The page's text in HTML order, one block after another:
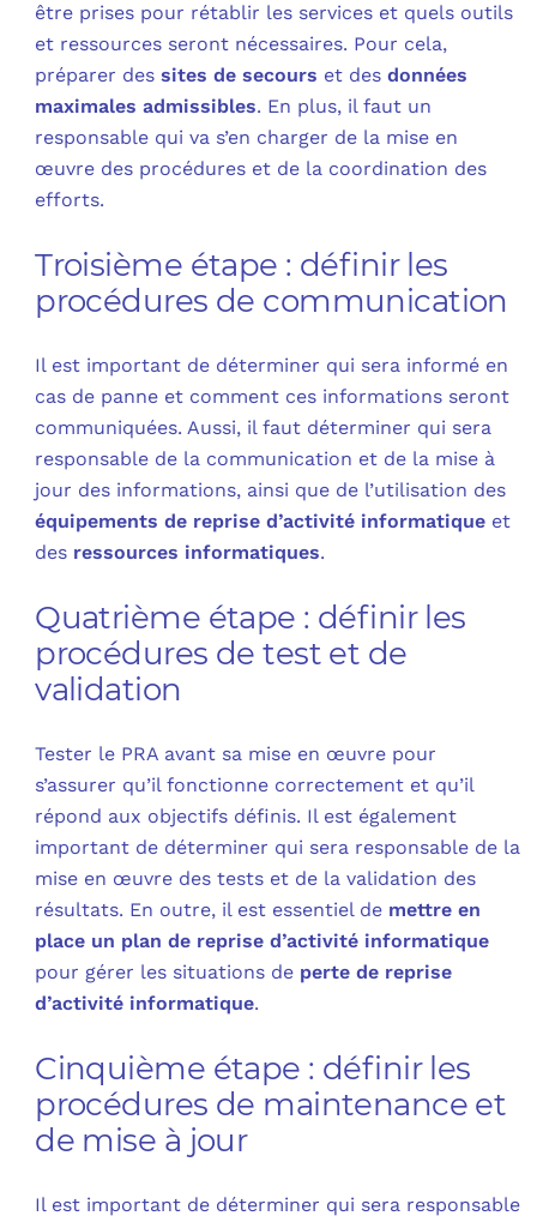
être prises pour rétablir les services et quels outils
et ressources seront nécessaires. Pour cela,
préparer dessites de secours et desdonnées
maximales admissibles. En plus, il faut un
responsable qui va s’en charger de la mise en
œuvre des procédures et de la coordination des
efforts.
Troisième étape : définir les
procédures de communication
Il est important de déterminer qui sera informé en
cas de panne et comment ces informations seront
communiquées. Aussi, il faut déterminer qui sera
responsable de la communication et de la mise à
jour des informations, ainsi que de l’utilisation des
équipements de reprise d’activité informatique et
des ressources informatiques.
Quatrième étape : définir les
procédures de test et de
validation
Tester le PRA avant sa mise en œuvre pour
s’assurer qu’il fonctionne correctement et qu’il
répond aux objectifs définis. Il est également
important de déterminer qui sera responsable de la
mise en œuvre des tests et de la validation des
résultats. En outre, il est essentiel de mettre en
place un plan de reprise d’activité informatique
pour gérer les situations de perte de reprise
d’activité informatique.
Cinquième étape : définir les
procédures de maintenance et
de mise à jour
Il est important de déterminer qui sera responsable